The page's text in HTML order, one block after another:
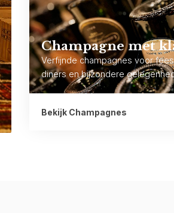
Champagne met
Verfijnde champagnes voor
diners en bijzondere
Bekijk Champagnes